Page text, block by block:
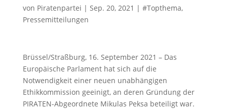
von Piratenpartei | Sep. 20, 2021 | #Topthema,
Pressemitteilungen
Brüssel/Straßburg, 16. September 2021 – Das
Europäische Parlament hat sich auf die
Notwendigkeit einer neuen unabhängigen
Ethikkommission geeinigt, an deren Gründung der
PIRATEN-Abgeordnete Mikulas Peksa beteiligt war.